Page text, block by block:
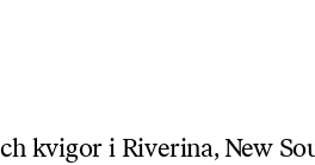
kvigor i Riverina, New